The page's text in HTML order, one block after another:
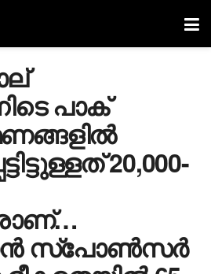
പാക്
20,000-
സ്പോൺസർ